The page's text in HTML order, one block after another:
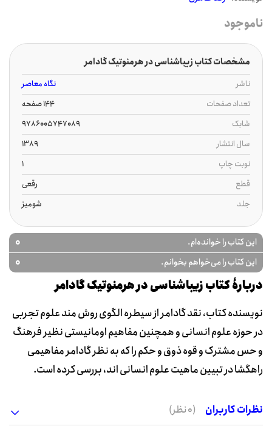
ناموجود
مشخصات کتاب زیباشناسی در هرمنوتیک گادامر
ناشر
نگاه معاصر
تعداد صفحات
144 صفحه
شابک
9786005747089
سال انتشار
1389
نوبت چاپ
1
قطع
رقعی
جلد
شومیز
این کتاب را خوانده‌ام. 0
این کتاب را می‌خواهم بخوانم. 0
دربارۀ کتاب زیباشناسی در هرمنوتیک گادامر
نویسنده کتاب، نقد گادامر از سیطره الگوی روش مند علوم تجربی
در حوزه علوم انسانی و همچنین مفاهیم اومانیستی نظیر فرهنگ
و حس مشترک و قوه ذوق و حکم را که به نظر گادامر مفاهیمی
راهگشا در تبیین ماهیت علوم انسانی اند، بررسی کرده است.
نظرات کاربران (0 نظر)